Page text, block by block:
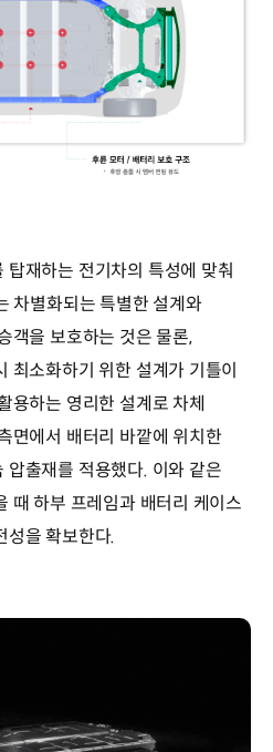
재하는 전기차의 특성에 맞춰
차별화되는 특별한 설계와
객을 보호하는 것은 물론,
최소화하기 위한 설계가 기틀이
용하는 영리한 설계로 차체
면에서 배터리 바깥에 위치한
압출재를 적용했다. 이와 같은
때 하부 프레임과 배터리 케이스
성을 확보한다.